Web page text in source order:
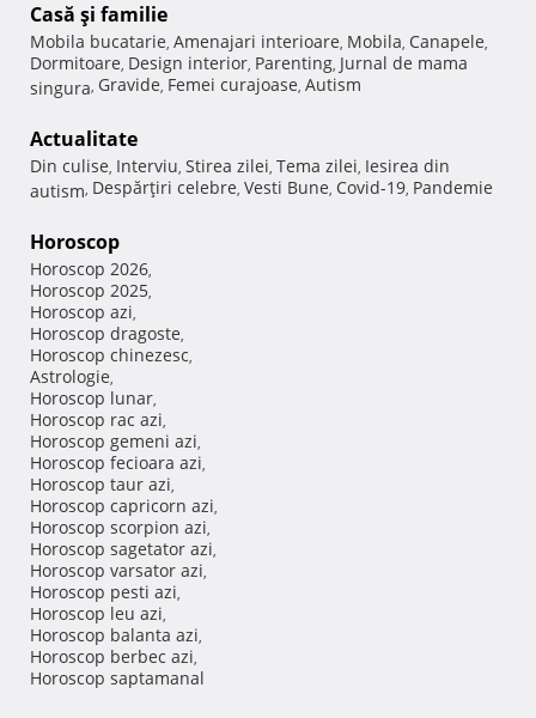
Casă şi familie
Mobila bucatarie, Amenajari interioare, Mobila, Canapele,
Dormitoare, Design interior, Parenting, Jurnal de mama
singura, Gravide, Femei curajoase, Autism
Actualitate
Din culise, Interviu, Stirea zilei, Tema zilei, Iesirea din
autism, Despărţiri celebre, Vesti Bune, Covid-19, Pandemie
Horoscop
Horoscop 2026,
Horoscop 2025,
Horoscop azi,
Horoscop dragoste,
Horoscop chinezesc,
Astrologie,
Horoscop lunar,
Horoscop rac azi,
Horoscop gemeni azi,
Horoscop fecioara azi,
Horoscop taur azi,
Horoscop capricorn azi,
Horoscop scorpion azi,
Horoscop sagetator azi,
Horoscop varsator azi,
Horoscop pesti azi,
Horoscop leu azi,
Horoscop balanta azi,
Horoscop berbec azi,
Horoscop saptamanal